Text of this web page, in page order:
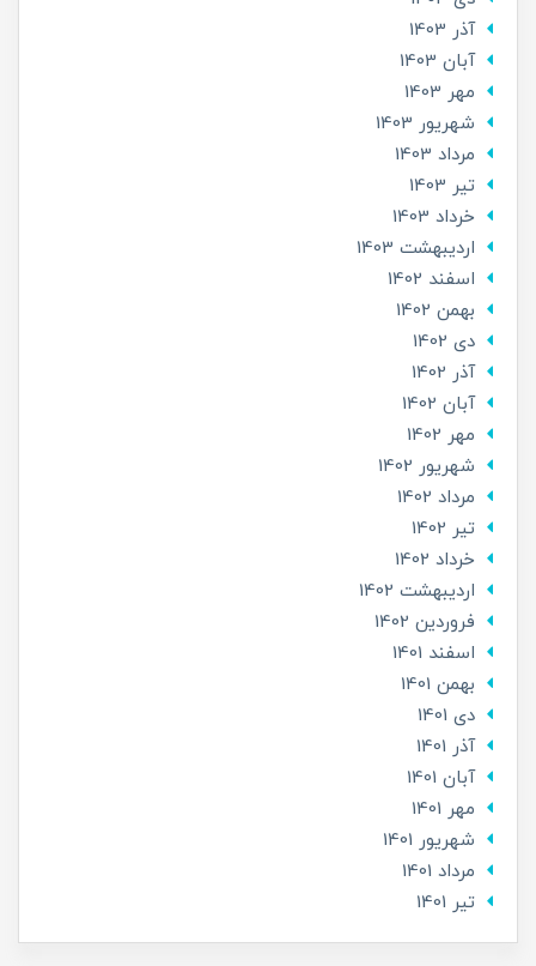
آذر 1403
آبان 1403
مهر 1403
شهریور 1403
مرداد 1403
تير 1403
خرداد 1403
ارديبهشت 1403
اسفند 1402
بهمن 1402
دی 1402
آذر 1402
آبان 1402
مهر 1402
شهریور 1402
مرداد 1402
تير 1402
خرداد 1402
ارديبهشت 1402
فروردین 1402
اسفند 1401
بهمن 1401
دی 1401
آذر 1401
آبان 1401
مهر 1401
شهریور 1401
مرداد 1401
تير 1401